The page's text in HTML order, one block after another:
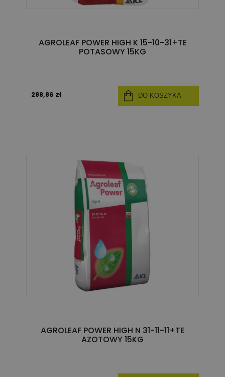
AGROLEAF POWER HIGH K 15-10-31+TE
POTASOWY 15KG
288,86 zł DO KOSZYKA
AGROLEAF POWER HIGH N 31-11-11+TE
AZOTOWY 15KG